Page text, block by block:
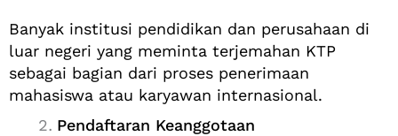
Banyak institusi pendidikan dan perusahaan di
luar negeri yang meminta terjemahan KTP
sebagai bagian dari proses penerimaan
mahasiswa atau karyawan internasional.
Pendaftaran Keanggotaan